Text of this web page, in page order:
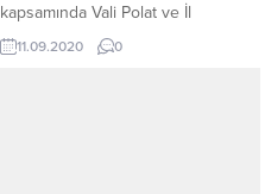
kapsamında Vali Polat ve İl
Protokolünün de katıldığı geniş
kapsamlı denetim yapıldı.
11.09.2020 0